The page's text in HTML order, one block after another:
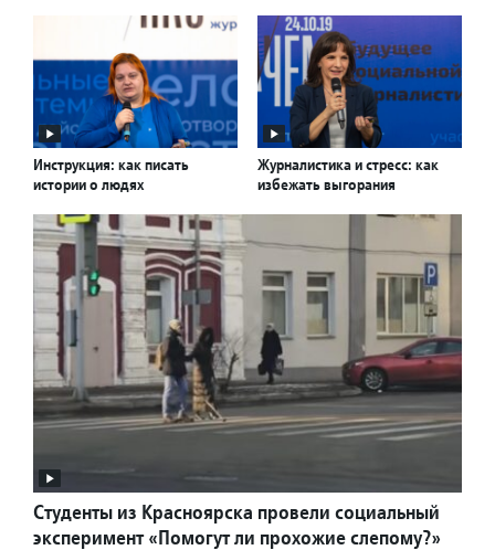
Инструкция: как писать
истории о людях
Журналистика и стресс: как
избежать выгорания
Студенты из Красноярска провели социальный
эксперимент «Помогут ли прохожие слепому?»